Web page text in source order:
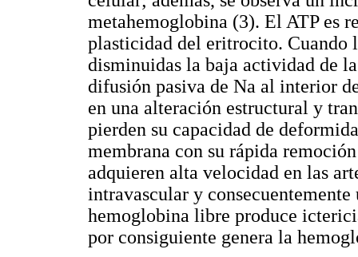
metahemoglobina (3). El ATP es
plasticidad del eritrocito. Cuando
disminuidas la baja actividad de
difusión pasiva de Na al interior
en una alteración estructural y
pierden su capacidad de
membrana con su rápida
adquieren alta velocidad en las
intravascular y
hemoglobina libre produce
por consiguiente genera la